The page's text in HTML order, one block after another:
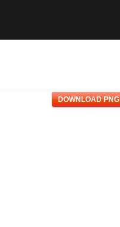
DOWNLOAD PNG